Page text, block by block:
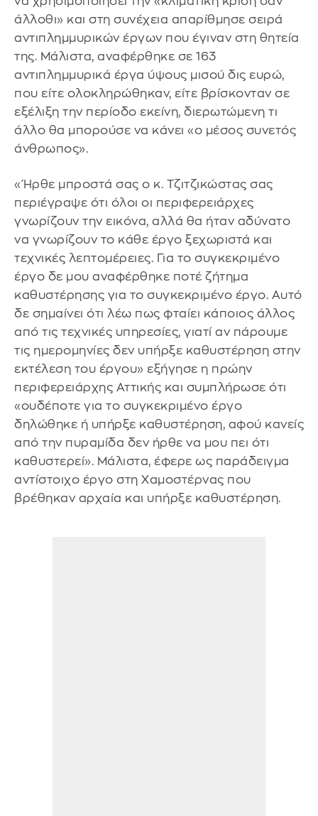
άλλοθι» και στη συνέχεια απαρίθμησε σειρά
αντιπλημμυρικών έργων που έγιναν στη θητεία
της. Μάλιστα, αναφέρθηκε σε 163
αντιπλημμυρικά έργα ύψους μισού δις ευρώ,
που είτε ολοκληρώθηκαν, είτε βρίσκονταν σε
εξέλιξη την περίοδο εκείνη, διερωτώμενη τι
άλλο θα μπορούσε να κάνει «ο μέσος συνετός
άνθρωπος».
«Ήρθε μπροστά σας ο κ. Τζιτζικώστας σας
περιέγραψε ότι όλοι οι περιφερειάρχες
γνωρίζουν την εικόνα, αλλά θα ήταν αδύνατο
να γνωρίζουν το κάθε έργο ξεχωριστά και
τεχνικές λεπτομέρειες. Για το συγκεκριμένο
έργο δε μου αναφέρθηκε ποτέ ζήτημα
καθυστέρησης για το συγκεκριμένο έργο. Αυτό
δε σημαίνει ότι λέω πως φταίει κάποιος άλλος
από τις τεχνικές υπηρεσίες, γιατί αν πάρουμε
τις ημερομηνίες δεν υπήρξε καθυστέρηση στην
εκτέλεση του έργου» εξήγησε η πρώην
περιφερειάρχης Αττικής και συμπλήρωσε ότι
«ουδέποτε για το συγκεκριμένο έργο
δηλώθηκε ή υπήρξε καθυστέρηση, αφού κανείς
από την πυραμίδα δεν ήρθε να μου πει ότι
καθυστερεί». Μάλιστα, έφερε ως παράδειγμα
αντίστοιχο έργο στη Χαμοστέρνας που
βρέθηκαν αρχαία και υπήρξε καθυστέρηση.